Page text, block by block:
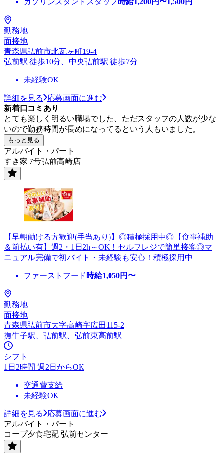
勤務地
面接地
青森県弘前市北瓦ヶ町19-4
弘前駅 徒歩10分、中央弘前駅 徒歩7分
未経験OK
詳細を見る
応募画面に進む
新着口コミあり
とても楽しく明るい職場でした、ただスタッフの人数が少な
いので勤務時間が長めになってるという人もいました。
もっと見る
アルバイト・パート
すき家 7号弘前高崎店
【早朝働ける方歓迎(手当あり)】◎積極採用中◎【食事補助
＆前払い有】週2・1日2h～OK！セルフレジで簡単接客◎マ
ニュアル完備で初バイト・未経験も安心！積極採用中
ファーストフード 時給1,050円〜
勤務地
面接地
青森県弘前市大字高崎字広田115-2
撫牛子駅、弘前駅、弘前東高前駅
シフト
1日2時間 週2日からOK
交通費支給
未経験OK
詳細を見る
応募画面に進む
アルバイト・パート
コープ夕食宅配 弘前センター